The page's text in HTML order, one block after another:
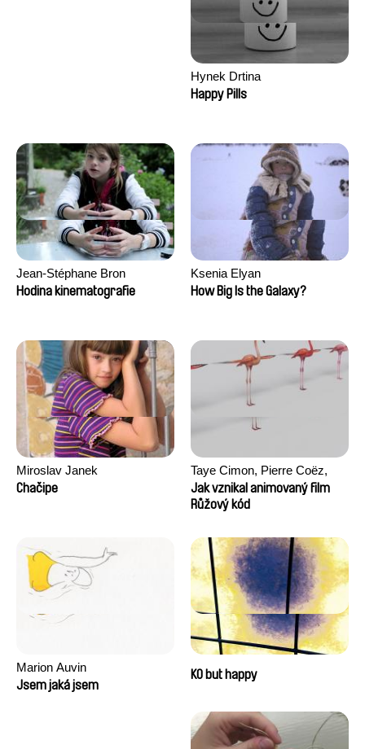
Hynek Drtina
Happy Pills
Jean-Stéphane Bron
Hodina kinematografie
Ksenia Elyan
How Big Is the Galaxy?
Miroslav Janek
Chačipe
Taye Cimon, Pierre Coëz,
Julie Groux, Sandra Leydier,
Manuarii Morel, Romain
Jak vznikal animovaný film
Růžový kód
Marion Auvin
Jsem jaká jsem
KO but happy